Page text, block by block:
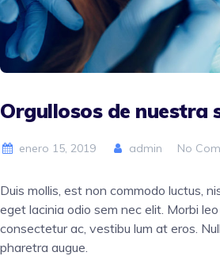
Orgullosos de nuestra
enero 15, 2019 admin No
Duis mollis, est non commodo luctus,
eget lacinia odio sem nec elit. Morbi
consectetur ac, vestibu lum at eros.
pharetra augue.